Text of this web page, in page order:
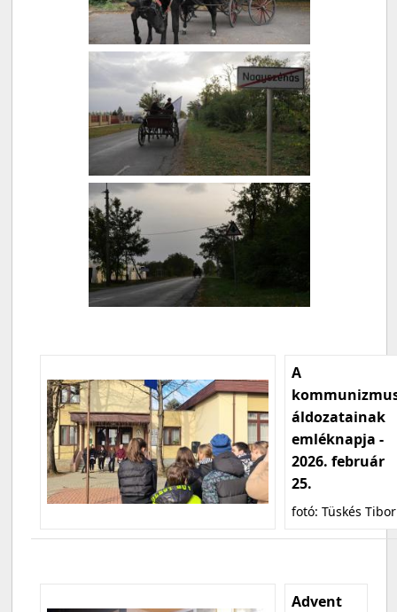
A
áldozatainak
emléknapja -
2026. február
25.
fotó: Tüskés Tibor
Advent